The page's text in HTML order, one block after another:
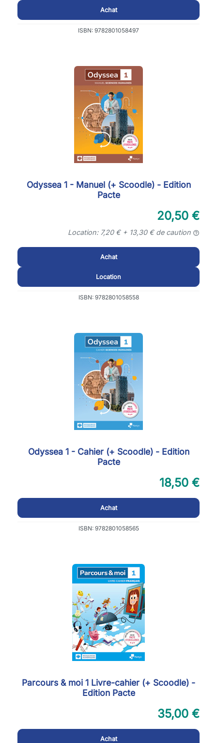
Achat
ISBN: 9782801058497
Odyssea 1 - Manuel (+ Scoodle) - Edition
Pacte
20,50 €
Location: 7,20 € + 13,30 € de caution help_outline
Achat
Location
ISBN: 9782801058558
Odyssea 1 - Cahier (+ Scoodle) - Edition
Pacte
18,50 €
Achat
ISBN: 9782801058565
Parcours & moi 1 Livre-cahier (+ Scoodle) -
Edition Pacte
35,00 €
Achat